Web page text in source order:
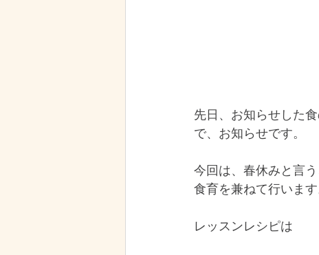
先日、お知らせした
で、お知らせです。
今回は、春休みと言
食育を兼ねて行います
レッスンレシピは